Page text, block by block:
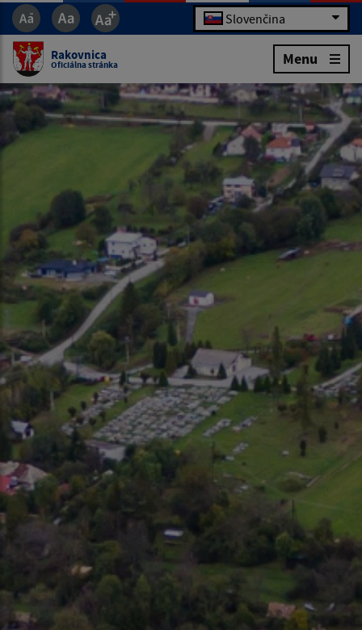
Slovenčina
Rakovnica
Oficiálna stránka Menu